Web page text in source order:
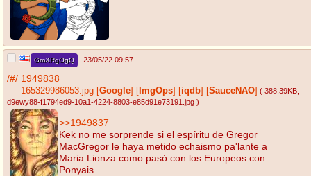
GmXRgOgQ 23/05/22 09:57
/#/ 1949838
165329986053.jpg Google ImgOps iqdb SauceNAO ( 388.39KB
d9ewy88-f1794ed9-10a1-4224-8803-e85d91e73191.jpg )
>>1949837
Kek no me sorprende si el espíritu de Gregor
MacGregor le haya metido echaismo pa'lante a
Maria Lionza como pasó con los Europeos con
Ponyais